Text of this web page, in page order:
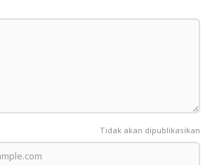
Tidak akan dipublikasikan